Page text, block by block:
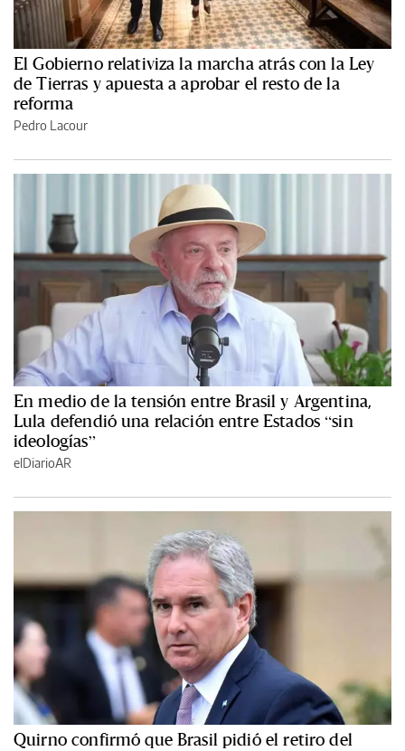
El Gobierno relativiza la marcha atrás con la Ley
de Tierras y apuesta a aprobar el resto de la
reforma
Pedro Lacour
En medio de la tensión entre Brasil y Argentina,
Lula defendió una relación entre Estados “sin
ideologías”
elDiarioAR
Quirno confirmó que Brasil pidió el retiro del